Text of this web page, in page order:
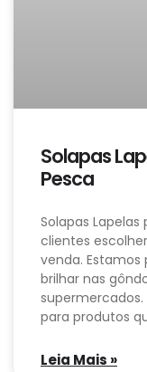
Solapas
Pesca
Solapas Lapelas
clientes
venda.
brilhar nas
supermercados.
para produtos
Leia Mais »